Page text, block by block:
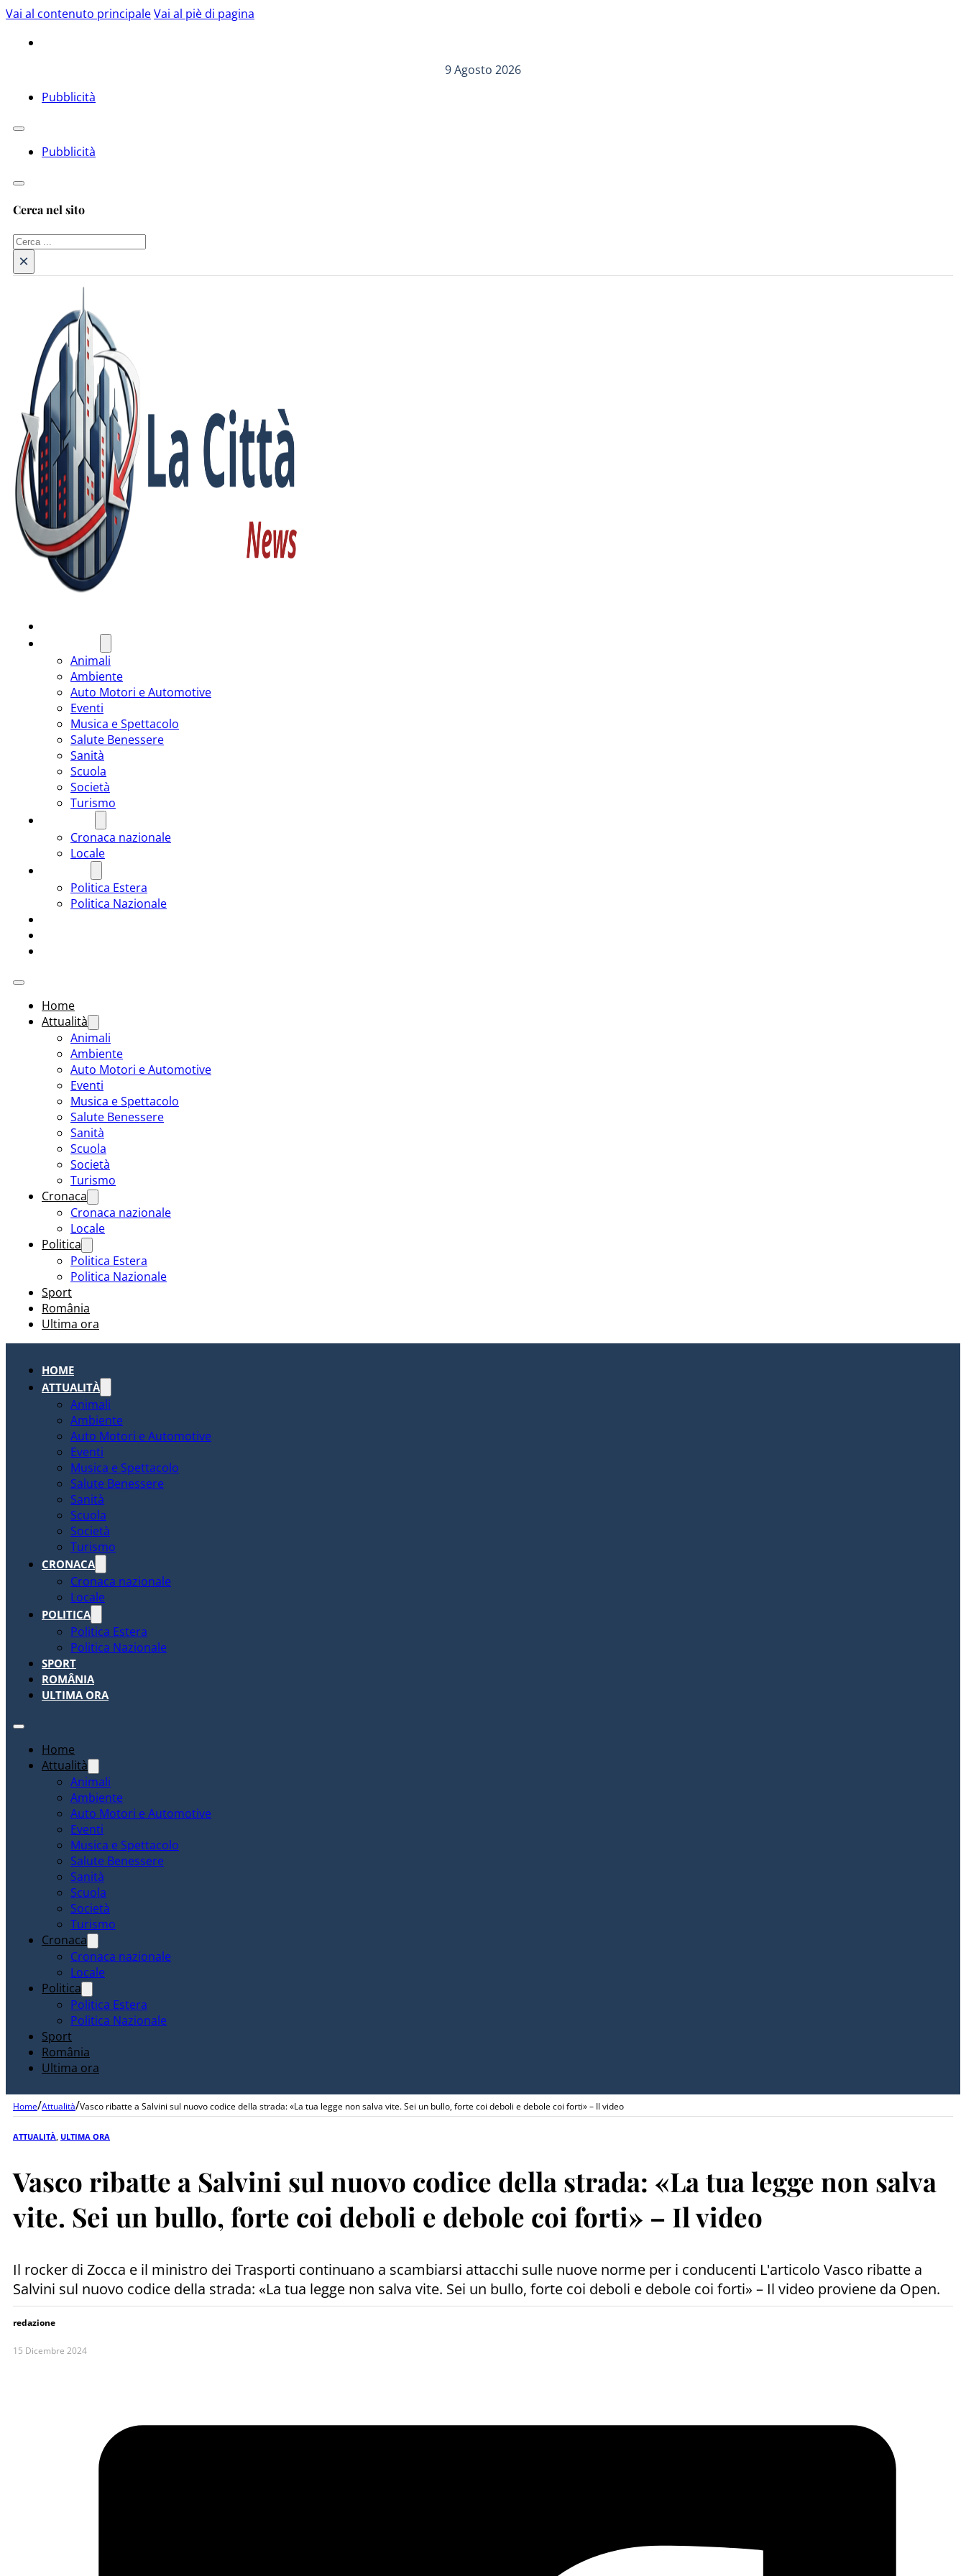
Vai al contenuto principaleVai al piè di pagina
9 Agosto 2026
Pubblicità
Pubblicità
Cerca nel sito
Cerca
×
Animali
Ambiente
Auto Motori e Automotive
Eventi
Musica e Spettacolo
Salute Benessere
Sanità
Scuola
Società
Turismo
Cronaca nazionale
Locale
Politica Estera
Politica Nazionale
Home
Attualità
Animali
Ambiente
Auto Motori e Automotive
Eventi
Musica e Spettacolo
Salute Benessere
Sanità
Scuola
Società
Turismo
Cronaca
Cronaca nazionale
Locale
Politica
Politica Estera
Politica Nazionale
Sport
România
Ultima ora
HOME
ATTUALITÀ
Animali
Ambiente
Auto Motori e Automotive
Eventi
Musica e Spettacolo
Salute Benessere
Sanità
Scuola
Società
Turismo
CRONACA
Cronaca nazionale
Locale
POLITICA
Politica Estera
Politica Nazionale
SPORT
ROMÂNIA
ULTIMA ORA
Home
Attualità
Animali
Ambiente
Auto Motori e Automotive
Eventi
Musica e Spettacolo
Salute Benessere
Sanità
Scuola
Società
Turismo
Cronaca
Cronaca nazionale
Locale
Politica
Politica Estera
Politica Nazionale
Sport
România
Ultima ora
Home/Attualità/Vasco ribatte a Salvini sul nuovo codice della strada: «La tua legge non salva vite. Sei un bullo, forte coi deboli e debole coi forti» – Il video
ATTUALITÀ ULTIMA ORA
Vasco ribatte a Salvini sul nuovo codice della strada: «La tua legge non salva
vite. Sei un bullo, forte coi deboli e debole coi forti» – Il video
Il rocker di Zocca e il ministro dei Trasporti continuano a scambiarsi attacchi sulle nuove norme per i conducenti L'articolo Vasco ribatte a
Salvini sul nuovo codice della strada: «La tua legge non salva vite. Sei un bullo, forte coi deboli e debole coi forti» – Il video proviene da Open.
redazione
15 Dicembre 2024